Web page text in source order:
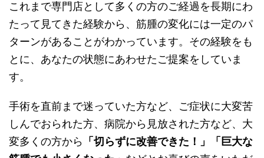
これまで専門店として多くの方のご経過を長期にわ
たって見てきた経験から、筋腫の変化には一定のパ
ターンがあることがわかっています。その経験をも
とに、あなたの状態にあわせたご提案をしていま
す。
手術を直前まで迷っていた方など、 ご症状に大変苦
しんでおられた方、病院から見放された方など、 大
変多くの方から 「切らずに改善できた！」
「巨大な